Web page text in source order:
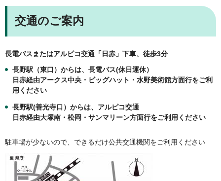
交通のご案内
長電バスまたはアルピコ交通「日赤」下車、徒歩3分
長野駅（東口）からは、長電バス(休日運休）
日赤経由アークス中央・ビッグハット・水野美術館方面行をご利
用ください
長野駅(善光寺口）からは、アルピコ交通
日赤経由大塚南・松岡・サンマリーン方面行をご利用ください
駐車場が少ないので、できるだけ公共交通機関をご利用ください